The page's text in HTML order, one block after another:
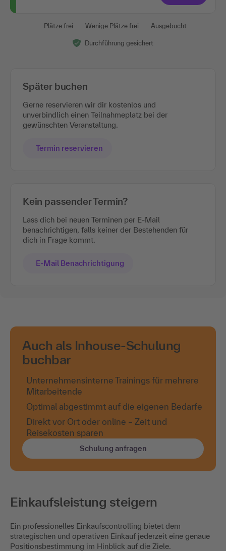
Plätze frei Wenige Plätze frei Ausgebucht
Durchführung gesichert
Später buchen
Gerne reservieren wir dir kostenlos und
unverbindlich einen Teilnahmeplatz bei der
gewünschten Veranstaltung.
Termin reservieren
Kein passender Termin?
Lass dich bei neuen Terminen per E-Mail
benachrichtigen, falls keiner der Bestehenden für
dich in Frage kommt.
E-Mail Benachrichtigung
Auch als Inhouse-Schulung
buchbar
Unternehmensinterne Trainings für mehrere
Mitarbeitende
Optimal abgestimmt auf die eigenen Bedarfe
Direkt vor Ort oder online – Zeit und
Reisekosten sparen
Schulung anfragen
Einkaufsleistung steigern
Ein professionelles Einkaufscontrolling bietet dem
strategischen und operativen Einkauf jederzeit eine genaue
Positionsbestimmung im Hinblick auf die Ziele.